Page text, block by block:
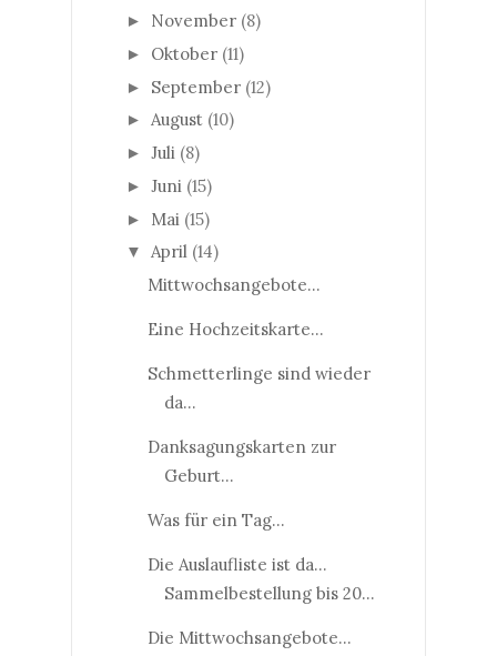
► November (8)
► Oktober (11)
► September (12)
► August (10)
► Juli (8)
► Juni (15)
► Mai (15)
▼ April (14)
Mittwochsangebote...
Eine Hochzeitskarte...
Schmetterlinge sind wieder
da...
Danksagungskarten zur
Geburt...
Was für ein Tag...
Die Auslaufliste ist da...
Sammelbestellung bis 20...
Die Mittwochsangebote...